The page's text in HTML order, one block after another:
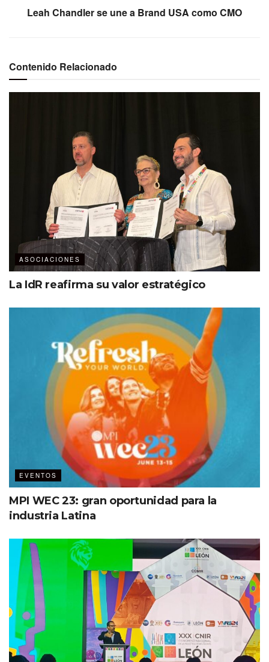
Leah Chandler se une a Brand USA como CMO
Contenido Relacionado
ASOCIACIONES
La IdR reafirma su valor estratégico
EVENTOS
MPI WEC 23: gran oportunidad para la
industria Latina